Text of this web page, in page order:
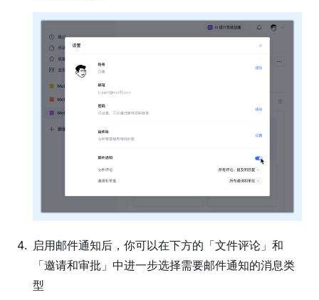
导
与
导
出
文
件
指
南
账
号
4. 启用邮件通知后，你可以在下方的「文件评论」和
「邀请和审批」中进一步选择需要邮件通知的消息类
型